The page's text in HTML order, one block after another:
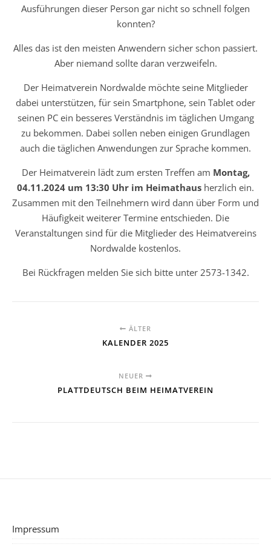
Ausführungen dieser Person gar nicht so schnell folgen
konnten?
Alles das ist den meisten Anwendern sicher schon passiert.
Aber niemand sollte daran verzweifeln.
Der Heimatverein Nordwalde möchte seine Mitglieder
dabei unterstützen, für sein Smartphone, sein Tablet oder
seinen PC ein besseres Verständnis im täglichen Umgang
zu bekommen. Dabei sollen neben einigen Grundlagen
auch die täglichen Anwendungen zur Sprache kommen.
Der Heimatverein lädt zum ersten Treffen am Montag,
04.11.2024 um 13:30 Uhr im Heimathaus herzlich ein.
Zusammen mit den Teilnehmern wird dann über Form und
Häufigkeit weiterer Termine entschieden. Die
Veranstaltungen sind für die Mitglieder des Heimatvereins
Nordwalde kostenlos.
Bei Rückfragen melden Sie sich bitte unter 2573-1342.
ÄLTER
KALENDER 2025
NEUER
PLATTDEUTSCH BEIM HEIMATVEREIN
Impressum